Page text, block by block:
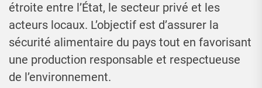
étroite entre l’État, le secteur privé et les
acteurs locaux. L’objectif est d’assurer la
sécurité alimentaire du pays tout en favorisant
une production responsable et respectueuse
de l’environnement.